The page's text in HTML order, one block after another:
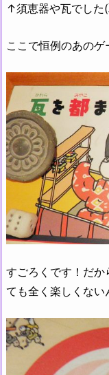
↑須恵器や瓦でした
ここで恒例のあのゲ
すごろくです！だか
ても全く楽しくない